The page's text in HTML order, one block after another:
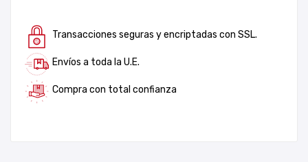
Transacciones seguras y encriptadas con SSL.
Envíos a toda la U.E.
Compra con total confianza